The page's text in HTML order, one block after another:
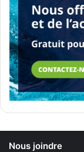
Nous joindre